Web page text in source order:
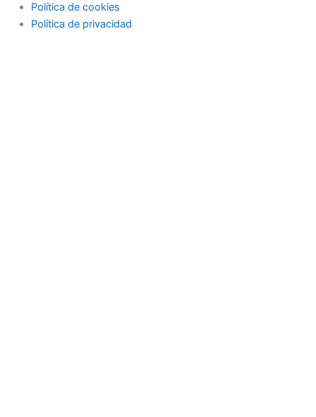
Política de cookies
Política de privacidad